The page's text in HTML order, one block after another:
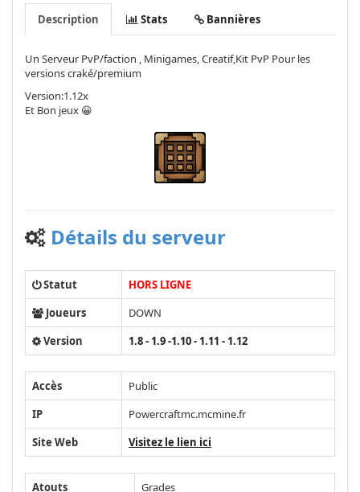
Description Stats Bannières
Un Serveur PvP/faction , Minigames, Creatif,Kit PvP Pour les
versions craké/premium
Version:1.12x
Et Bon jeux 😀
Détails du serveur
Statut
HORS LIGNE
Joueurs
DOWN
Version
1.8 - 1.9 -1.10 - 1.11 - 1.12
Accès
Public
IP
Powercraftmc.mcmine.fr
Site Web
Visitez le lien ici
Atouts Grades